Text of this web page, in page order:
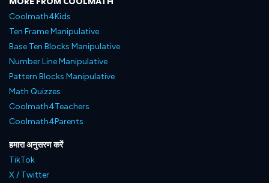
Coolmath4Kids
Ten Frame Manipulative
Base Ten Blocks Manipulative
Number Line Manipulative
Pattern Blocks Manipulative
Math Quizzes
Coolmath4Teachers
Coolmath4Parents
हमारा अनुसरण करें
TikTok
X / Twitter